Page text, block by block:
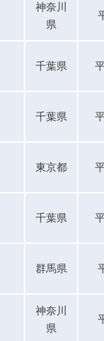
神奈川
県
千葉県
千葉県
東京都
千葉県
群馬県
神奈川
県